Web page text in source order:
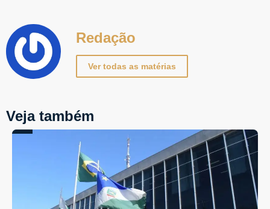
Redação
Ver todas as matérias
Veja também